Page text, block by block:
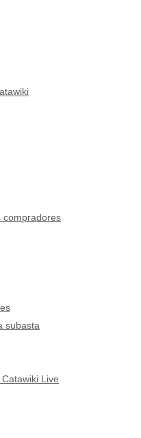
compradores
subasta
Live